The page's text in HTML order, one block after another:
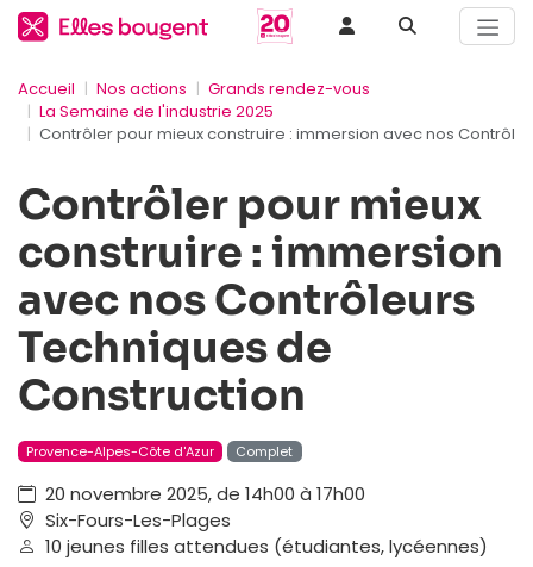
Accueil Nos actions
Grands rendez-vous
La Semaine de l'industrie 2025
Contrôler pour mieux construire : immersion avec nos
Contrôler pour mieux
construire : immersion
avec nos Contrôleurs
Techniques de
Construction
Provence-Alpes-Côte d'Azur Complet
20 novembre 2025, de 14h00 à 17h00
Six-Fours-Les-Plages
10 jeunes filles attendues (étudiantes, lycéennes)